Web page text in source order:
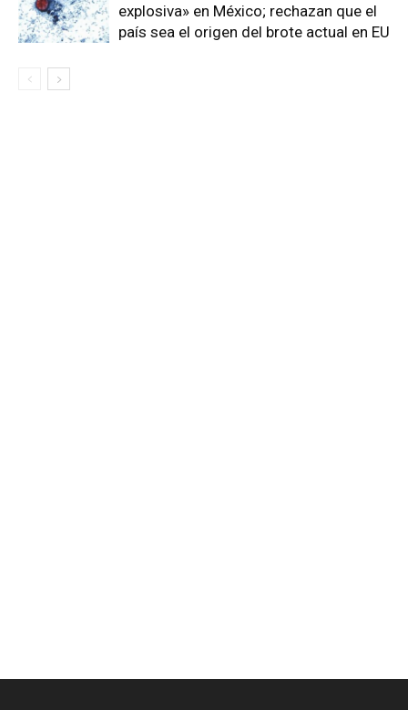
explosiva» en México; rechazan que el
país sea el origen del brote actual en EU